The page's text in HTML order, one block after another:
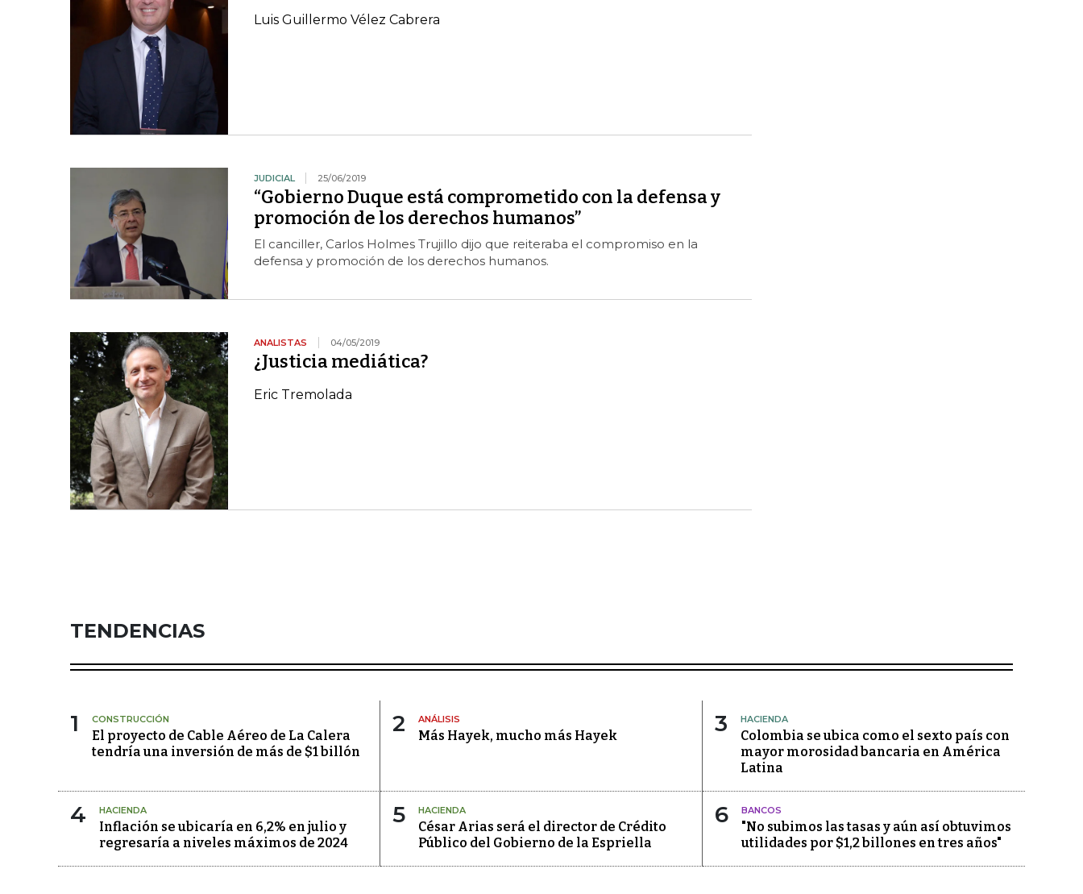
Luis Guillermo Vélez Cabrera
JUDICIAL 25/06/2019
“Gobierno Duque está comprometido con la defensa y
promoción de los derechos humanos”
El canciller, Carlos Holmes Trujillo dijo que reiteraba el compromiso en la
defensa y promoción de los derechos humanos.
ANALISTAS 04/05/2019
¿Justicia mediática?
Eric Tremolada
TENDENCIAS
1 CONSTRUCCIÓN
El proyecto de Cable Aéreo de La Calera
tendría una inversión de más de $1 billón
2 ANÁLISIS
Más Hayek, mucho más Hayek 3 HACIENDA
Colombia se ubica como el sexto país con
mayor morosidad bancaria en América
Latina
4 HACIENDA
Inflación se ubicaría en 6,2% en julio y
regresaría a niveles máximos de 2024
5 HACIENDA
César Arias será el director de Crédito
Público del Gobierno de la Espriella
6 BANCOS
"No subimos las tasas y aún así obtuvimos
utilidades por $1,2 billones en tres años"